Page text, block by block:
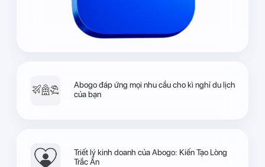
Abogo đáp ứng mọi nhu cầu cho kì nghỉ du lịch
của bạn
Triết lý kinh doanh của Abogo: Kiến Tạo Lòng
Trắc Ẩn